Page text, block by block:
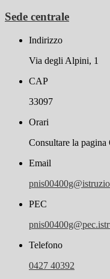
Sede centrale
Indirizzo
Via degli Alpini, 1
CAP
33097
Orari
Consultare la pagina
Email
PEC
Telefono
0427 40392